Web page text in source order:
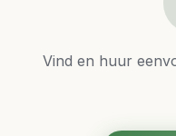
Vind en huur